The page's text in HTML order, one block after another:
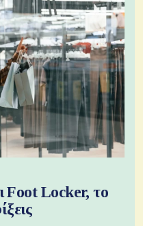
Foot Locker, το